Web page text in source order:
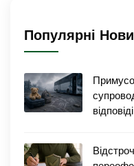
Популярні
відповіді